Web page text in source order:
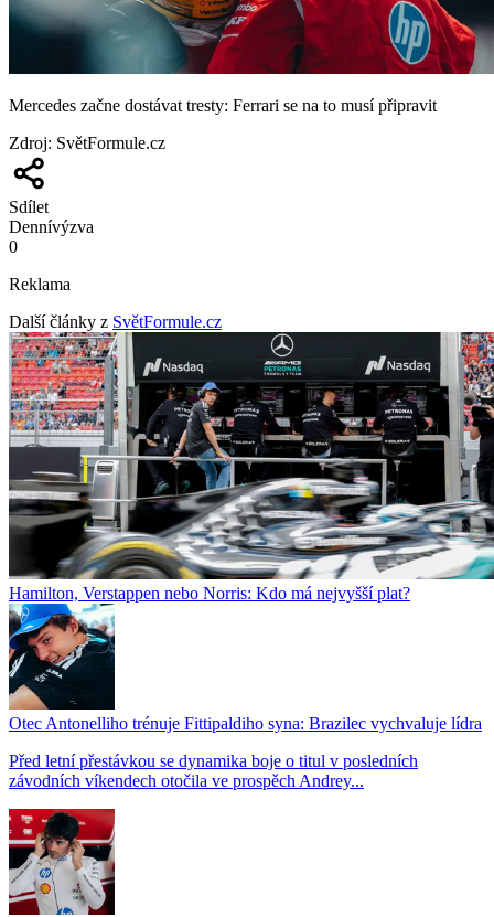
Mercedes začne dostávat tresty: Ferrari se na to musí připravit
Zdroj: SvětFormule.cz
Sdílet
Dennívýzva
0
Reklama
Další články z SvětFormule.cz
Hamilton, Verstappen nebo Norris: Kdo má nejvyšší plat?
Otec Antonelliho trénuje Fittipaldiho syna: Brazilec vychvaluje lídra
Před letní přestávkou se dynamika boje o titul v posledních
závodních víkendech otočila ve prospěch Andrey...